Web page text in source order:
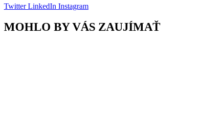
TwitterLinkedIn Instagram
MOHLO BY VÁS ZAUJÍMAŤ